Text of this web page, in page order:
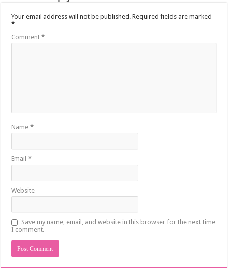
Your email address will not be published. Required fields are marked
*
Comment*
Name*
Email*
Website
Save my name, email, and website in this browser for the next time
I comment.